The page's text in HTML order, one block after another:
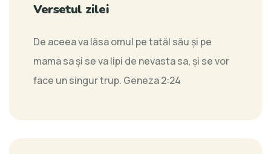
Versetul zilei
De aceea va lăsa omul pe tatăl său şi pe
mama sa şi se va lipi de nevasta sa, şi se vor
face un singur trup. Geneza 2:24